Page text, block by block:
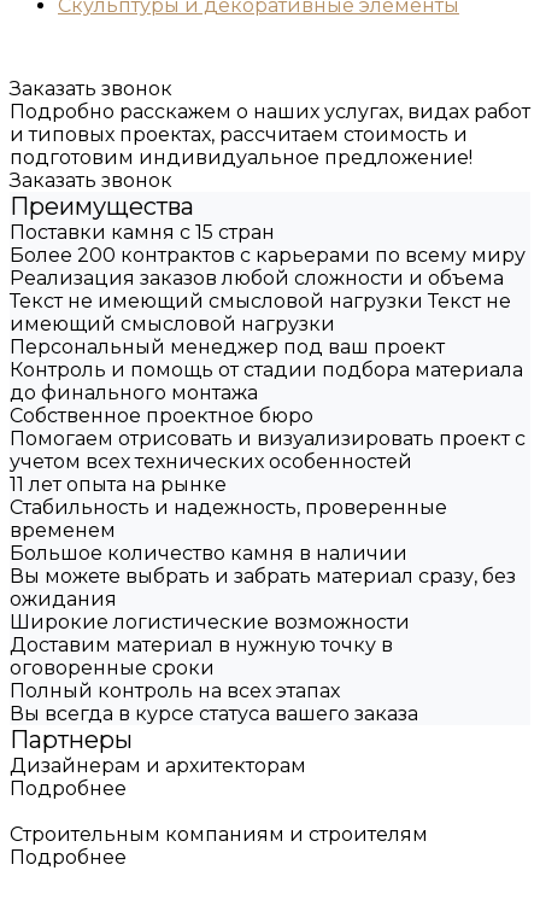
Скульптуры и декоративные элементы
Заказать звонок
Подробно расскажем о наших услугах, видах работ
и типовых проектах, рассчитаем стоимость и
подготовим индивидуальное предложение!
Заказать звонок
Преимущества
Поставки камня с 15 стран
Более 200 контрактов с карьерами по всему миру
Реализация заказов любой сложности и объема
Текст не имеющий смысловой нагрузки Текст не
имеющий смысловой нагрузки
Персональный менеджер под ваш проект
Контроль и помощь от стадии подбора материала
до финального монтажа
Собственное проектное бюро
Помогаем отрисовать и визуализировать проект с
учетом всех технических особенностей
11 лет опыта на рынке
Стабильность и надежность, проверенные
временем
Большое количество камня в наличии
Вы можете выбрать и забрать материал сразу, без
ожидания
Широкие логистические возможности
Доставим материал в нужную точку в
оговоренные сроки
Полный контроль на всех этапах
Вы всегда в курсе статуса вашего заказа
Партнеры
Дизайнерам и архитекторам
Подробнее
Строительным компаниям и строителям
Подробнее